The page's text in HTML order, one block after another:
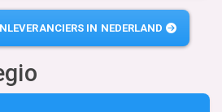
IN NEDERLAND